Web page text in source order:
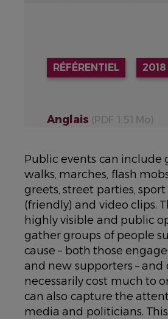
RÉFÉRENTIEL 2018
Anglais (PDF 1.51 Mo)
Public events can include
walks, marches, flash
greets, street parties,
(friendly) and video clips.
highly visible and public
gather groups of people
cause – both those
and new supporters – and
necessarily cost much to
can also capture the
media and politicians.